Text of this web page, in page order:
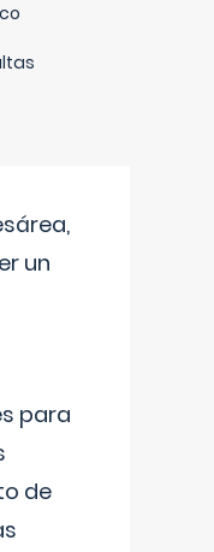
un
para
de